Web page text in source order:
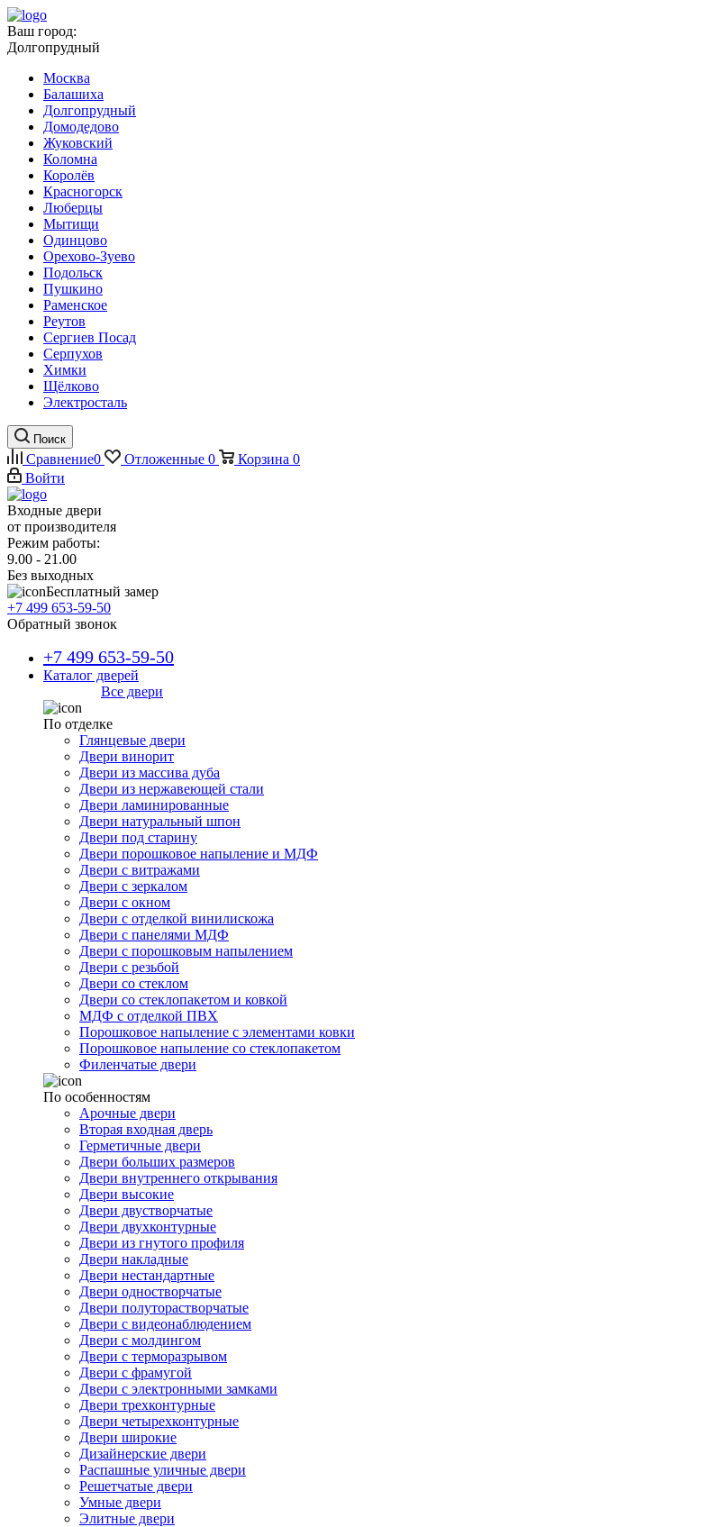
Ваш город:
Долгопрудный
Москва
Балашиха
Долгопрудный
Домодедово
Жуковский
Коломна
Королёв
Красногорск
Люберцы
Мытищи
Одинцово
Орехово-Зуево
Подольск
Пушкино
Раменское
Реутов
Сергиев Посад
Серпухов
Химки
Щёлково
Электросталь
Поиск
Сравнение0 Отложенные 0 Корзина 0
Войти
Входные двери
от производителя
Режим работы:
9.00 - 21.00
Без выходных
Бесплатный замер
+7 499 653-59-50
Обратный звонок
+7 499 653-59-50
Каталог дверей
Все двери
По отделке
Глянцевые двери
Двери винорит
Двери из массива дуба
Двери из нержавеющей стали
Двери ламинированные
Двери натуральный шпон
Двери под старину
Двери порошковое напыление и МДФ
Двери с витражами
Двери с зеркалом
Двери с окном
Двери с отделкой винилискожа
Двери с панелями МДФ
Двери с порошковым напылением
Двери с резьбой
Двери со стеклом
Двери со стеклопакетом и ковкой
МДФ с отделкой ПВХ
Порошковое напыление с элементами ковки
Порошковое напыление со стеклопакетом
Филенчатые двери
По особенностям
Арочные двери
Вторая входная дверь
Герметичные двери
Двери больших размеров
Двери внутреннего открывания
Двери высокие
Двери двустворчатые
Двери двухконтурные
Двери из гнутого профиля
Двери накладные
Двери нестандартные
Двери одностворчатые
Двери полуторастворчатые
Двери с видеонаблюдением
Двери с молдингом
Двери с терморазрывом
Двери с фрамугой
Двери с электронными замками
Двери трехконтурные
Двери четырехконтурные
Двери широкие
Дизайнерские двери
Распашные уличные двери
Решетчатые двери
Умные двери
Элитные двери